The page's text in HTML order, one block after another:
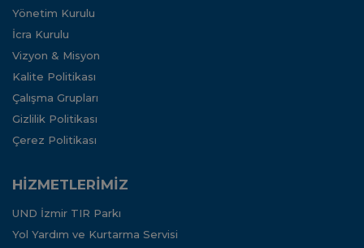
Yönetim Kurulu
İcra Kurulu
Vizyon & Misyon
Kalite Politikası
Çalışma Grupları
Gizlilik Politikası
Çerez Politikası
HİZMETLERİMİZ
UND İzmir TIR Parkı
Yol Yardım ve Kurtarma Servisi